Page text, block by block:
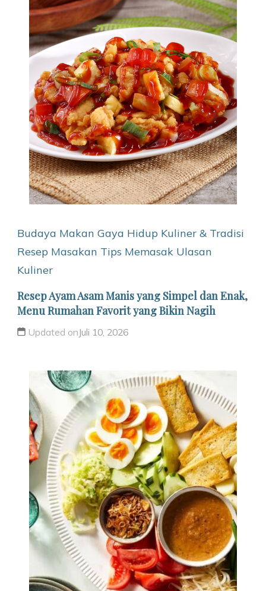
Budaya Makan Gaya Hidup Kuliner & Tradisi
Resep Masakan Tips Memasak Ulasan
Kuliner
Resep Ayam Asam Manis yang Simpel dan Enak,
Menu Rumahan Favorit yang Bikin Nagih
Updated onJuli 10, 2026